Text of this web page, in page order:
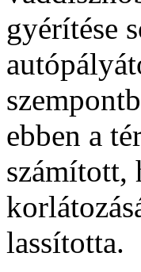
gyérítése
ebben a
számított,
lassította.